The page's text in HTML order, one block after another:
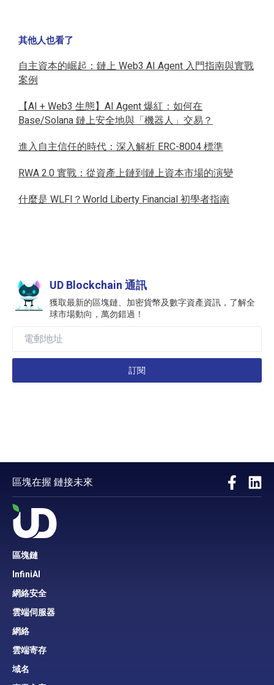
其他人也看了
自主資本的崛起：鏈上 Web3 AI Agent 入門指南與實戰
案例
【AI + Web3 生態】AI Agent 爆紅：如何在
Base/Solana 鏈上安全地與「機器人」交易？
進入自主信任的時代：深入解析 ERC-8004 標準
RWA 2.0 實戰：從資產上鏈到鏈上資本市場的演變
什麼是 WLFI？World Liberty Financial 初學者指南
UD Blockchain 通訊
獲取最新的區塊鏈、加密貨幣及數字資產資訊，了解全
球市場動向，萬勿錯過！
訂閱
區塊在握 鏈接未來
區塊鏈
InfiniAI
網絡安全
雲端伺服器
網絡
雲端寄存
域名